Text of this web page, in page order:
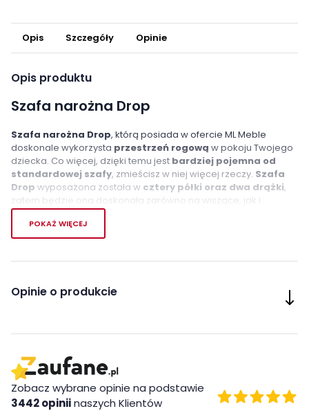
Opis Szczegóły Opinie
Opis produktu
Szafa narożna Drop
Szafa narożna Drop, którą posiada w ofercie ML Meble
doskonale wykorzysta przestrzeń rogową w pokoju Twojego
dziecka. Co więcej, dzięki temu jest bardziej pojemna od
standardowej szafy, zmieścisz w niej więcej rzeczy. Szafa
Drop wyposażona została w cztery półki oraz dwa drążki,
zatem będzie ona doskonała zarówno na wiszące, jak i
złożone ubrania. Ciekawe trio kolorystyczne, tworzące mebel,
pozwoli zaprojektować nowoczesne wnętrze, o uniwersalnym
charakterze – pasującym zarówno do
Cechy charakterystyczne
funkcjonalna szafa narożna
Wykonanie
Płyta meblowa
POKAŻ WIĘCEJ
Opinie o produkcie
Zobacz wybrane opinie na podstawie
3442 opiniinaszych Klientów